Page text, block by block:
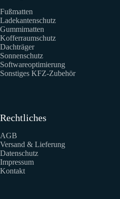
Fußmatten
Ladekantenschutz
Gummimatten
Kofferraumschutz
Dachträger
Sonnenschutz
Softwareoptimierung
Sonstiges KFZ-Zubehör
Rechtliches
AGB
Versand & Lieferung
Datenschutz
Impressum
Kontakt